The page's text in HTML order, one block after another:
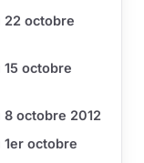
22 octobre
octobre
octobre 2012
octobre